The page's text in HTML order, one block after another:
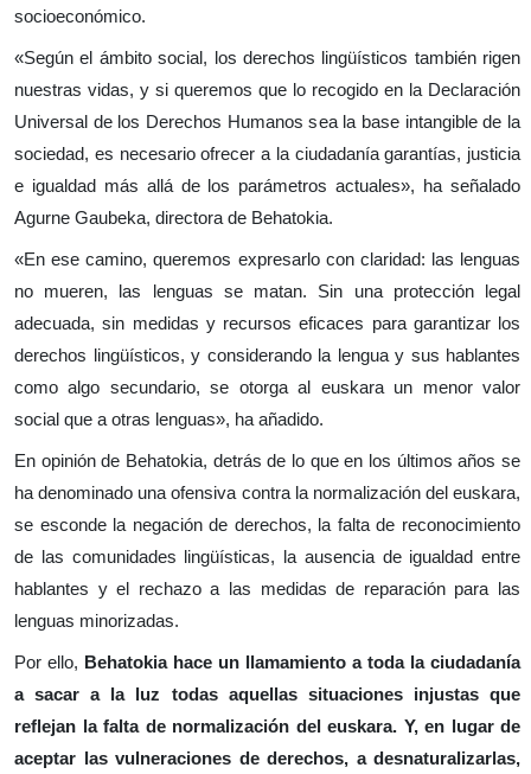
socioeconómico.
«Según el ámbito social, los derechos lingüísticos también rigen
nuestras vidas, y si queremos que lo recogido en la Declaración
Universal de los Derechos Humanos sea la base intangible de la
sociedad, es necesario ofrecer a la ciudadanía garantías, justicia
e igualdad más allá de los parámetros actuales», ha señalado
Agurne Gaubeka, directora de Behatokia.
«En ese camino, queremos expresarlo con claridad: las lenguas
no mueren, las lenguas se matan. Sin una protección legal
adecuada, sin medidas y recursos eficaces para garantizar los
derechos lingüísticos, y considerando la lengua y sus hablantes
como algo secundario, se otorga al euskara un menor valor
social que a otras lenguas», ha añadido.
En opinión de Behatokia, detrás de lo que en los últimos años se
ha denominado una ofensiva contra la normalización del euskara,
se esconde la negación de derechos, la falta de reconocimiento
de las comunidades lingüísticas, la ausencia de igualdad entre
hablantes y el rechazo a las medidas de reparación para las
lenguas minorizadas.
Por ello, Behatokia hace un llamamiento a toda la ciudadanía
a sacar a la luz todas aquellas situaciones injustas que
reflejan la falta de normalización del euskara. Y, en lugar de
aceptar las vulneraciones de derechos, a desnaturalizarlas,